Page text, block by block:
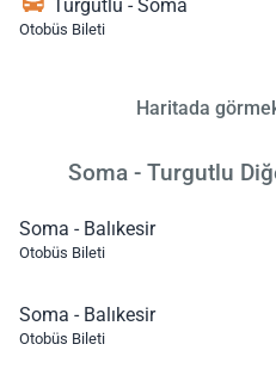
Turgutlu - Soma
Otobüs Bileti
Haritada
Soma - Turgutlu
Soma - Balıkesir
Otobüs Bileti
Soma - Balıkesir
Otobüs Bileti